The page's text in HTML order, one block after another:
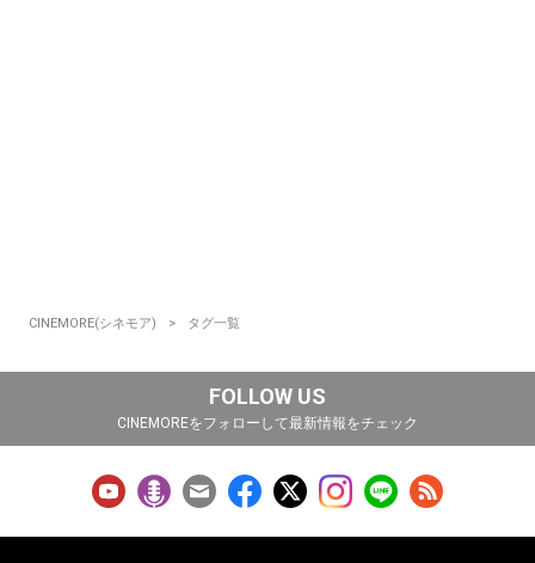
CINEMORE(シネモア) タグ一覧
FOLLOW US
CINEMOREをフォローして最新情報をチェック